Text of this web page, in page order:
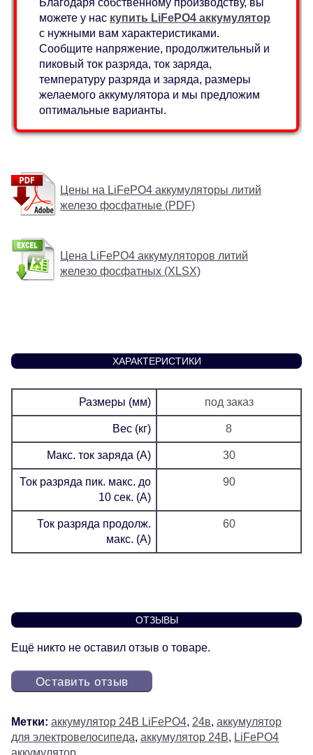
можете у нас купить LiFePO4 аккумулятор
с нужными вам характеристиками.
Сообщите напряжение, продолжительный и
пиковый ток разряда, ток заряда,
температуру разряда и заряда, размеры
желаемого аккумулятора и мы предложим
оптимальные варианты.
Цены на LiFePO4 аккумуляторы литий
железо фосфатные (PDF)
Цена LiFePO4 аккумуляторов литий
железо фосфатных (XLSX)
ХАРАКТЕРИСТИКИ
Размеры (мм) под заказ
Вес (кг) 8
Макс. ток заряда (А) 30
Ток разряда пик. макс. до
10 сек. (А)
90
Ток разряда продолж.
макс. (А)
60
ОТЗЫВЫ
Ещё никто не оставил отзыв о товаре.
Оставить отзыв
Метки: аккумулятор 24В LiFePO4, 24в, аккумулятор
для электровелосипеда, аккумулятор 24В, LiFePO4
аккумулятор